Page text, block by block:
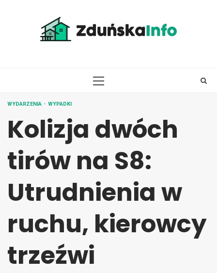
PRIMARY
WYDARZENIA WYPADKI
Kolizja dwóch
tirów na S8:
Utrudnienia w
ruchu, kierowcy
trzeźwi